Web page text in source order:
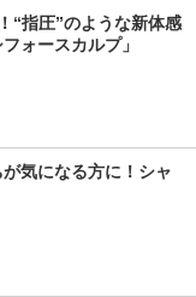
“指圧”のような新体感
ォースカルプ」
気になる方に！シャ